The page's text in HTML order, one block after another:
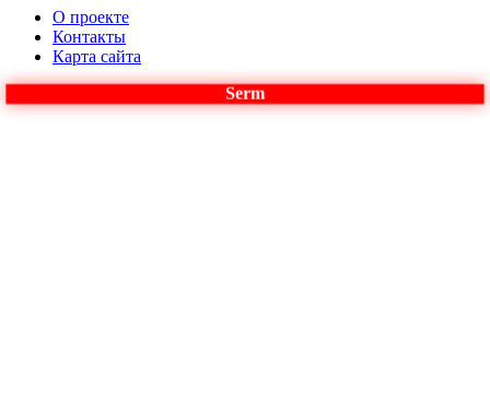
О проекте
Контакты
Карта сайта
Serm